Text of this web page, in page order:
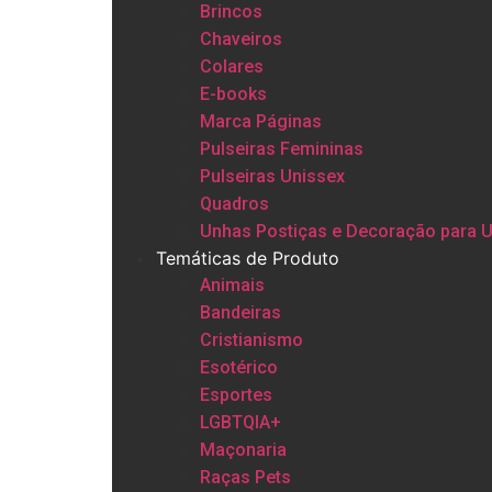
Brincos
Chaveiros
Colares
E-books
Marca Páginas
Pulseiras Femininas
Pulseiras Unissex
Quadros
Unhas Postiças e Decoração para
Temáticas de Produto
Animais
Bandeiras
Cristianismo
Esotérico
Esportes
LGBTQIA+
Maçonaria
Raças Pets